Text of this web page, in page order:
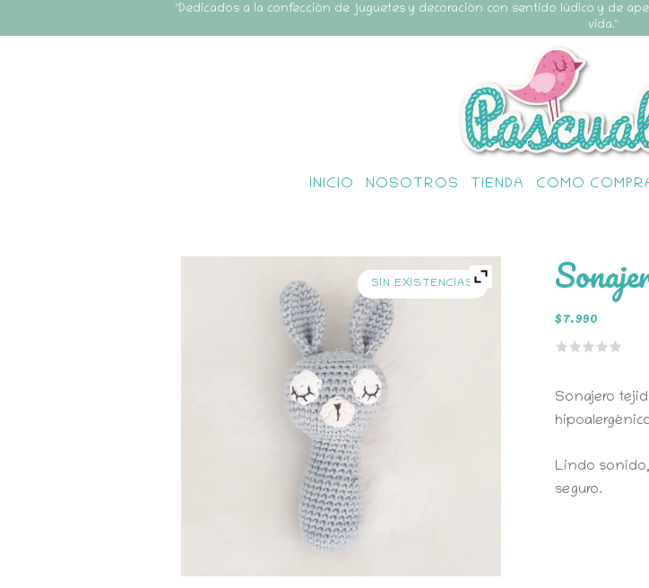
"Dedicados a la confección de juguetes y decoración con sentido lúdico y de
vida."
INICIO NOSOTROS TIENDA COMO
SIN EXISTENCIAS
$7.990
Sonajero
Lindo
seguro.